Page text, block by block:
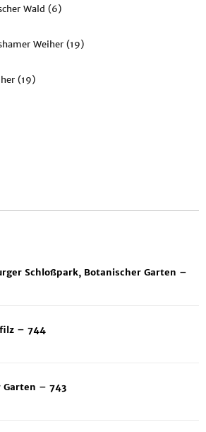
Wald (6)
Weiher (19)
(19)
Schloßpark, Botanischer Garten –
– 744
Garten – 743